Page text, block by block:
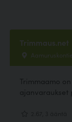
Trimmaus.net
Trimmaamo
ajanvaraukset